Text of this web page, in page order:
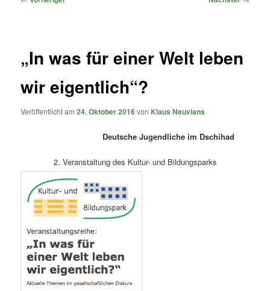
„In was für einer Welt leben
wir eigentlich“?
Veröffentlicht am24. Oktober 2016von Klaus Neuvians
Deutsche Jugendliche im Dschihad
2. Veranstaltung des Kultur- und Bildungsparks